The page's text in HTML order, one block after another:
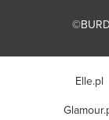
Elle.pl